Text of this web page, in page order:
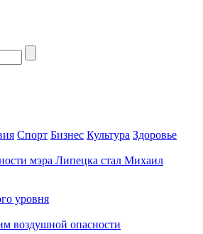
Спорт Бизнес Культура Здоровье
мэра Липецка стал Михаил
уровня
воздушной опасности